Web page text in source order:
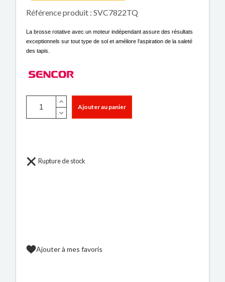
Référence produit : SVC7822TQ
La brosse rotative avec un moteur indépendant assure des résultats
exceptionnels sur tout type de sol et améliore l'aspiration de la saleté
des tapis.
Ajouter au panier
Rupture de stock
Ajouter à mes favoris